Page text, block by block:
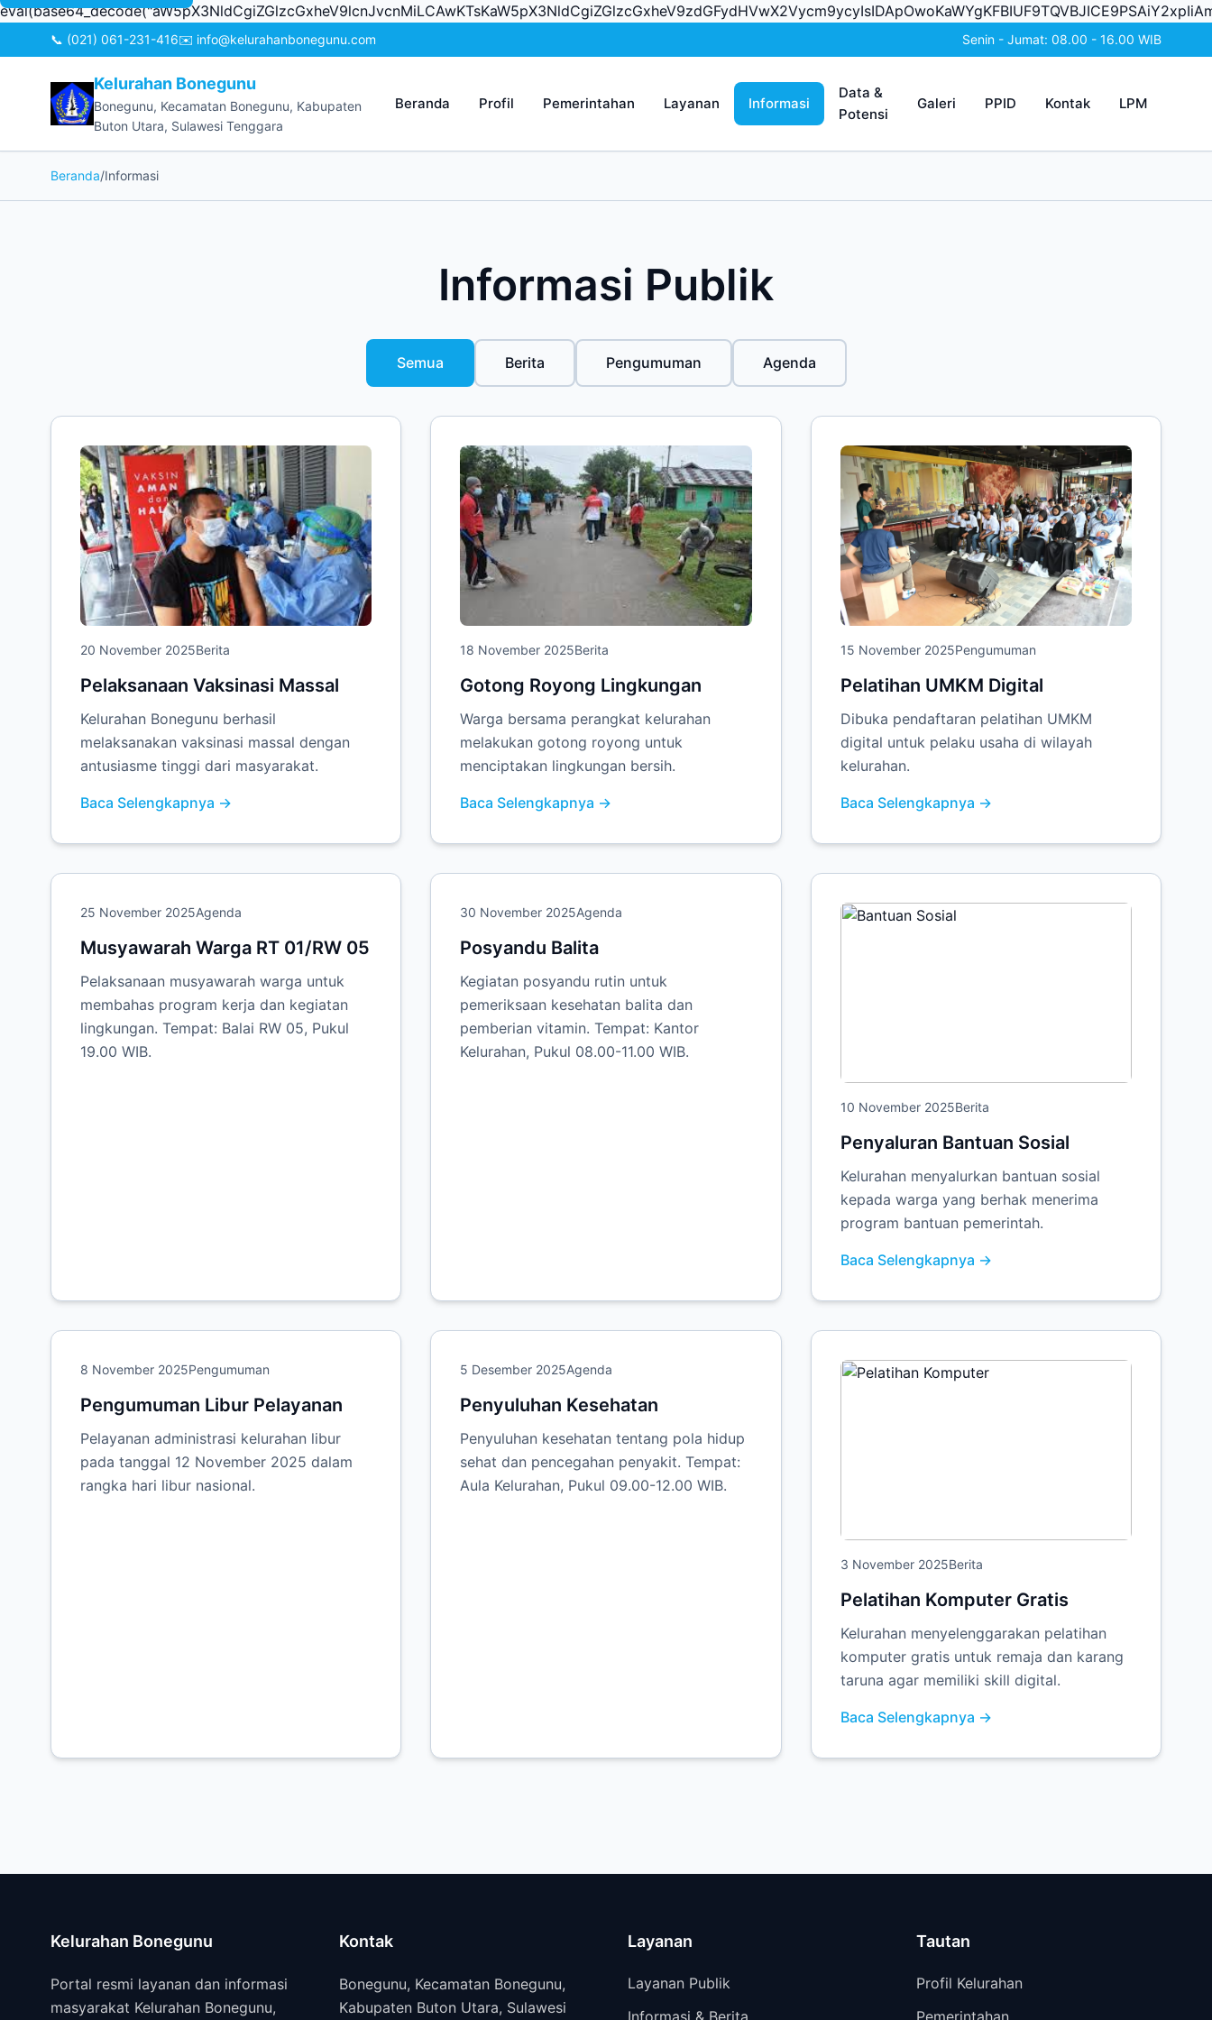
📞 (021) 061-231-416✉️ info@kelurahanbonegunu.com Senin - Jumat: 08.00 - 16.00 WIB
Kelurahan Bonegunu
Bonegunu, Kecamatan Bonegunu, Kabupaten
Buton Utara, Sulawesi Tenggara
Beranda Profil Pemerintahan Layanan Informasi
Data &
Potensi
Galeri PPID Kontak LPM
Beranda/Informasi
Informasi Publik
Semua Berita Pengumuman Agenda
20 November 2025Berita
Pelaksanaan Vaksinasi Massal
Kelurahan Bonegunu berhasil
melaksanakan vaksinasi massal dengan
antusiasme tinggi dari masyarakat.
Baca Selengkapnya →
18 November 2025Berita
Gotong Royong Lingkungan
Warga bersama perangkat kelurahan
melakukan gotong royong untuk
menciptakan lingkungan bersih.
Baca Selengkapnya →
15 November 2025Pengumuman
Pelatihan UMKM Digital
Dibuka pendaftaran pelatihan UMKM
digital untuk pelaku usaha di wilayah
kelurahan.
Baca Selengkapnya →
25 November 2025Agenda
Musyawarah Warga RT 01/RW 05
Pelaksanaan musyawarah warga untuk
membahas program kerja dan kegiatan
lingkungan. Tempat: Balai RW 05, Pukul
19.00 WIB.
30 November 2025Agenda
Posyandu Balita
Kegiatan posyandu rutin untuk
pemeriksaan kesehatan balita dan
pemberian vitamin. Tempat: Kantor
Kelurahan, Pukul 08.00-11.00 WIB.
10 November 2025Berita
Penyaluran Bantuan Sosial
Kelurahan menyalurkan bantuan sosial
kepada warga yang berhak menerima
program bantuan pemerintah.
Baca Selengkapnya →
8 November 2025Pengumuman
Pengumuman Libur Pelayanan
Pelayanan administrasi kelurahan libur
pada tanggal 12 November 2025 dalam
rangka hari libur nasional.
5 Desember 2025Agenda
Penyuluhan Kesehatan
Penyuluhan kesehatan tentang pola hidup
sehat dan pencegahan penyakit. Tempat:
Aula Kelurahan, Pukul 09.00-12.00 WIB.
3 November 2025Berita
Pelatihan Komputer Gratis
Kelurahan menyelenggarakan pelatihan
komputer gratis untuk remaja dan karang
taruna agar memiliki skill digital.
Baca Selengkapnya →
Kelurahan Bonegunu
Portal resmi layanan dan informasi
masyarakat Kelurahan Bonegunu,
Kontak
Bonegunu, Kecamatan Bonegunu,
Kabupaten Buton Utara, Sulawesi
Layanan
Layanan Publik
Informasi & Berita
Tautan
Profil Kelurahan
Pemerintahan